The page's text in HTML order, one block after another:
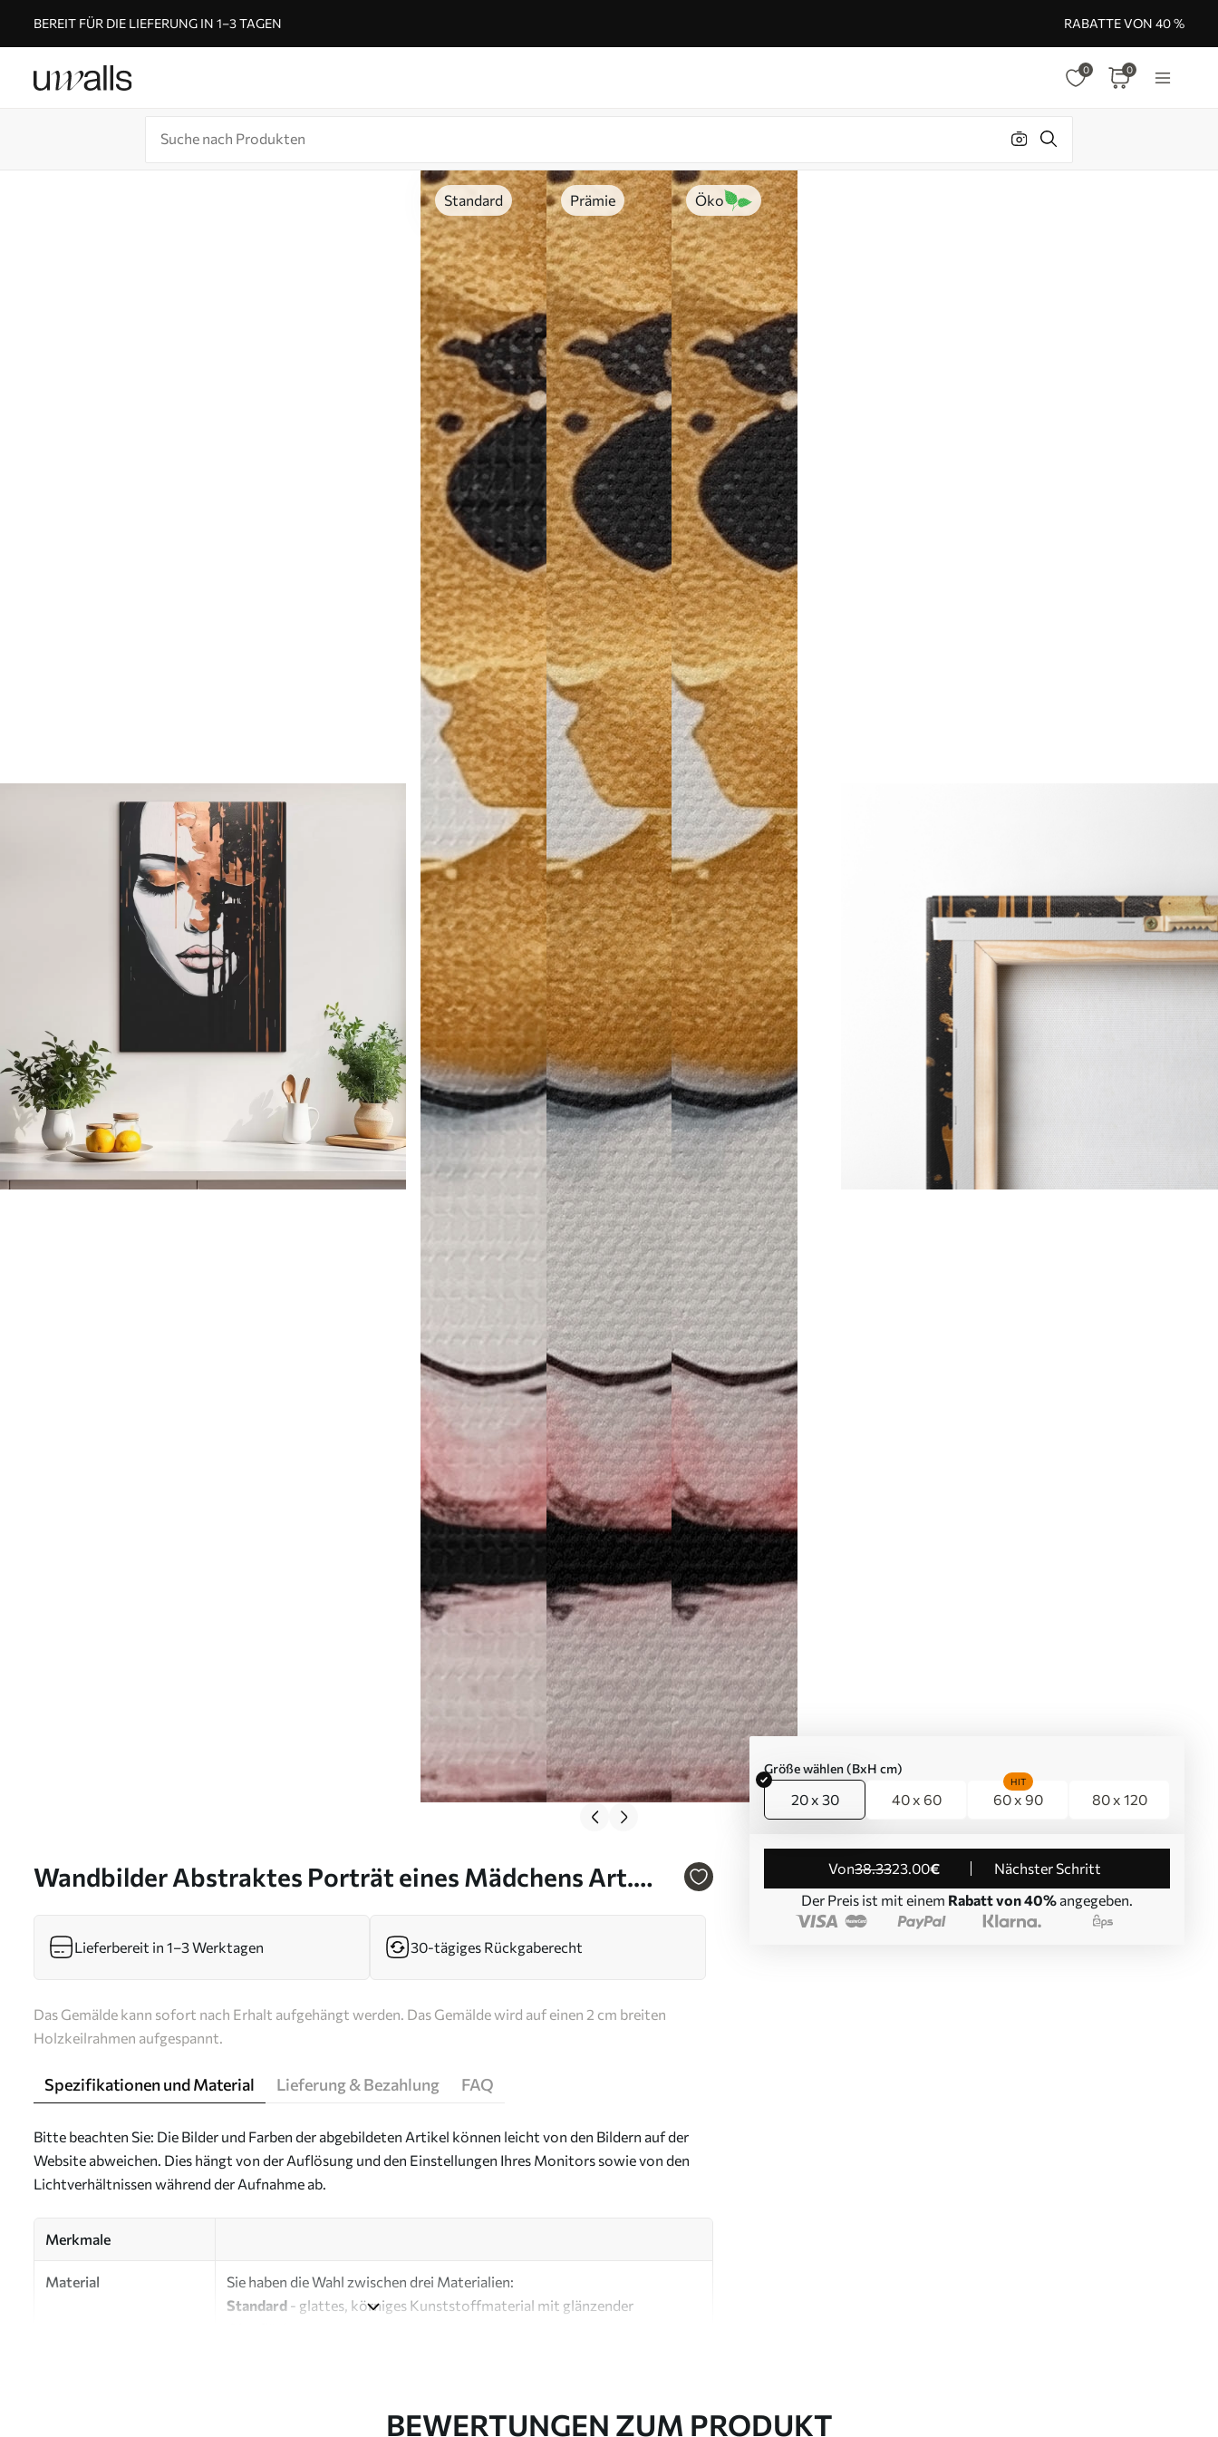
BEREIT FÜR DIE LIEFERUNG IN 1–3 TAGEN RABATTE VON 40 %
0 0
Standard Prämie Öko
Wandbilder Abstraktes Porträt eines Mädchens Art.
Größe wählen (BxH cm)
20 x 30 40 x 60 60 x 90
HIT
80 x 120
von38.3323.00€
Nächster Schritt
Der Preis ist mit einem Rabatt von 40% angegeben.
Lieferbereit in 1–3 Werktagen 30-tägiges Rückgaberecht
Das Gemälde kann sofort nach Erhalt aufgehängt werden. Das Gemälde wird auf einen 2 cm breiten
Holzkeilrahmen aufgespannt.
Spezifikationen und Material Lieferung & Bezahlung FAQ
Bitte beachten Sie: Die Bilder und Farben der abgebildeten Artikel können leicht von den Bildern auf der
Website abweichen. Dies hängt von der Auflösung und den Einstellungen Ihres Monitors sowie von den
Lichtverhältnissen während der Aufnahme ab.
Merkmale
Material
Sie haben die Wahl zwischen drei Materialien:
Standard - glattes, körniges Kunststoffmaterial mit glänzender
BEWERTUNGEN ZUM PRODUKT